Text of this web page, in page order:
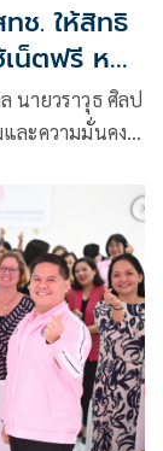
ช. ให้สิทธิ
น็ตฟรี หวัง
าร
นายวราวุธ ศิลป
ละความมั่นคง
สังคมและความ
ห้ความร่วมมือ
ยเสียง กิจการ
ทช.)